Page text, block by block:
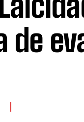
de